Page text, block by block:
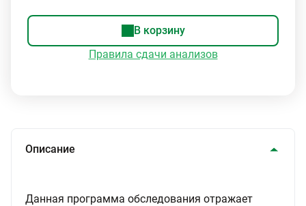
В корзину
Правила сдачи анализов
Описание
Данная программа обследования отражает